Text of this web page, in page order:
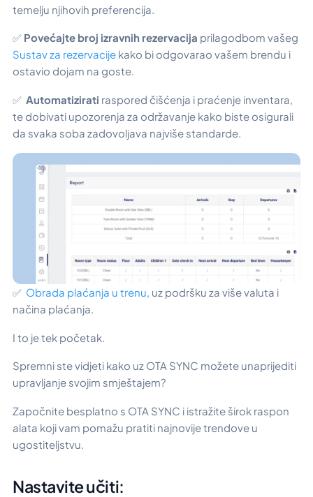
temelju njihovih preferencija.
✅ Povećajte broj izravnih rezervacija prilagodbom vašeg
Sustav za rezervacije kako bi odgovarao vašem brendu i
ostavio dojam na goste.
✅ Automatizirati raspored čišćenja i praćenje inventara,
te dobivati upozorenja za održavanje kako biste osigurali
da svaka soba zadovoljava najviše standarde.
✅ Obrada plaćanja u trenu, uz podršku za više valuta i
načina plaćanja.
I to je tek početak.
Spremni ste vidjeti kako uz OTA SYNC možete unaprijediti
upravljanje svojim smještajem?
Započnite besplatno s OTA SYNC i istražite širok raspon
alata koji vam pomažu pratiti najnovije trendove u
ugostiteljstvu.
Nastavite učiti: